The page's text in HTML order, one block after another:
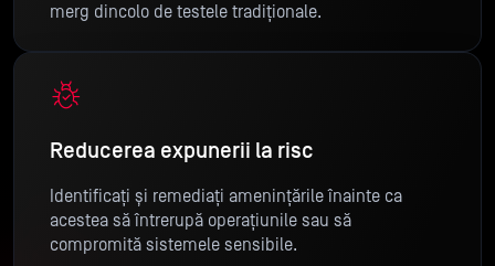
merg dincolo de testele tradiționale.
Reducerea expunerii la risc
Identificați și remediați amenințările înainte ca
acestea să întrerupă operațiunile sau să
compromită sistemele sensibile.